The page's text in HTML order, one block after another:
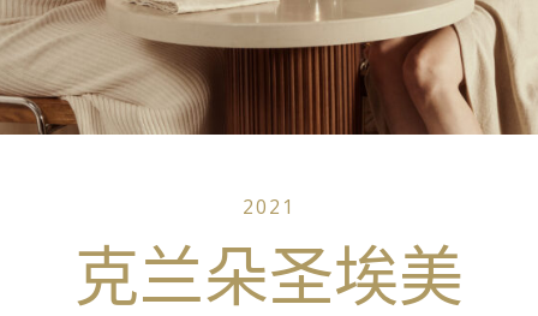
2021
克兰朵圣埃美